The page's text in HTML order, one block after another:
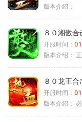
版本介绍：
８０湘傲合
开服时间：
版本介绍：
８０龙王合
开服时间：
版本介绍：